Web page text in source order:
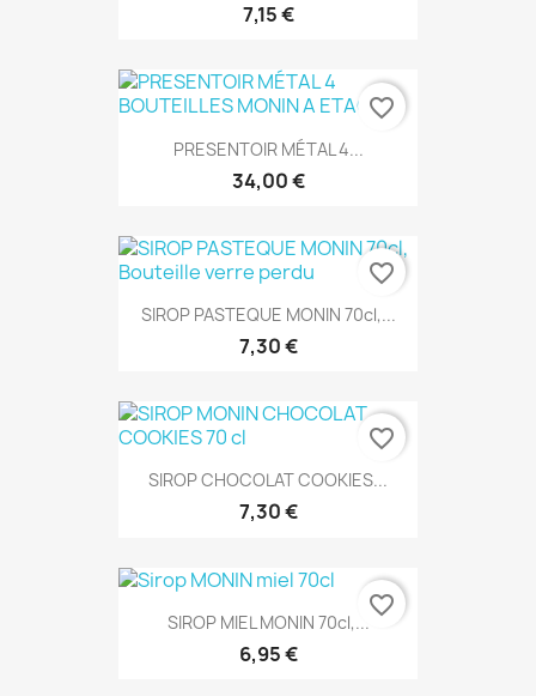
7,15 €
PRESENTOIR MÉTAL 4...
34,00 €
favorite_border
SIROP PASTEQUE MONIN 70cl,...
7,30 €
favorite_border
SIROP CHOCOLAT COOKIES...
7,30 €
favorite_border
SIROP MIEL MONIN 70cl,...
6,95 €
favorite_border